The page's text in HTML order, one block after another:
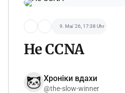
9. Mai '26, 17:38 Uhr
Не CCNA
Хроніки вдахи
@the-slow-winner